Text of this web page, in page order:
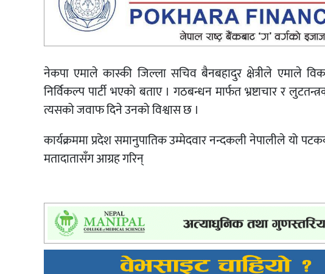
नेकपा एमाले कास्की जिल्ला सचिव बैनबहादुर क्षेत्रीले एमाले
निर्विकल्प पार्टी भएको बताए । गठबन्धन मार्फत भ्रष्टाचार र
त्यसको जवाफ दिने उनको विश्वास छ ।
कार्यक्रममा प्रदेश समानुपातिक उम्मेदवार नन्दकली नेपालीले यो
मतादातासँग आग्रह गरिन्